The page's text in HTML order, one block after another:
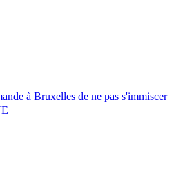
à Bruxelles de ne pas s'immiscer